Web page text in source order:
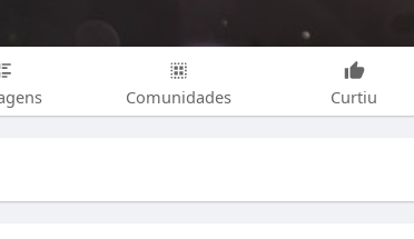
Comunidades Curtiu